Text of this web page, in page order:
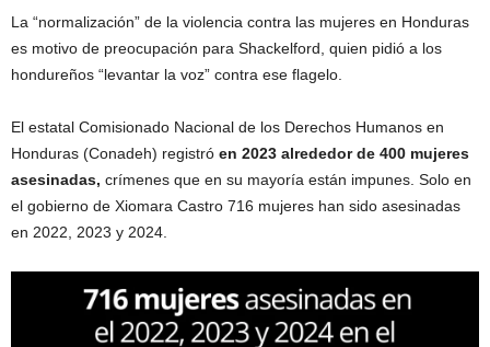
La “normalización” de la violencia contra las mujeres en Honduras
es motivo de preocupación para Shackelford, quien pidió a los
hondureños “levantar la voz” contra ese flagelo.
El estatal Comisionado Nacional de los Derechos Humanos en
Honduras (Conadeh) registró en 2023 alrededor de 400 mujeres
asesinadas, crímenes que en su mayoría están impunes. Solo en
el gobierno de Xiomara Castro 716 mujeres han sido asesinadas
en 2022, 2023 y 2024.